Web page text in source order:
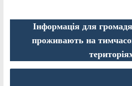
Інформація для
проживають на